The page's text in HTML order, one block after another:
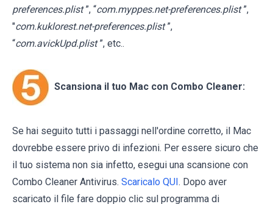
preferences.plist ”, “com.myppes.net-preferences.plist ”,
"com.kuklorest.net-preferences.plist ”,
“com.avickUpd.plist ”, etc..
Scansiona il tuo Mac con Combo Cleaner:
Se hai seguito tutti i passaggi nell'ordine corretto, il Mac
dovrebbe essere privo di infezioni. Per essere sicuro che
il tuo sistema non sia infetto, esegui una scansione con
Combo Cleaner Antivirus. Scaricalo QUI. Dopo aver
scaricato il file fare doppio clic sul programma di